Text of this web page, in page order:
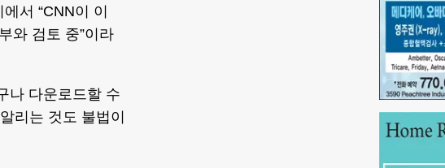
서 “CNN이 이
와 검토 중”이라
나 다운로드할 수
리는 것도 불법이